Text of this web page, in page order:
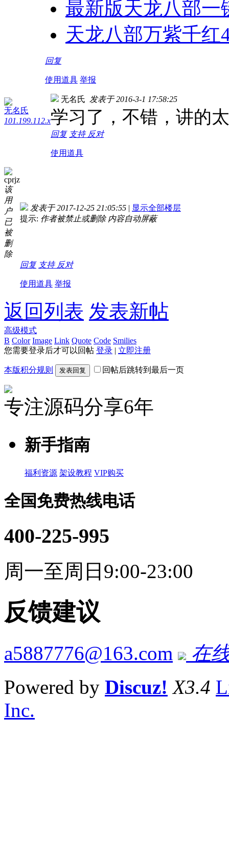
最新版天龙八部一
天龙八部万紫千红
回复
使用道具 举报
无名氏
101.199.112.x
无名氏 发表于 2016-3-1 17:58:25
学习了，不错，讲的
回复 支持 反对
使用道具
cprjz
该
用
户
已
被
删
除
发表于 2017-12-25 21:05:55 | 显示全部楼层
提示: 作者被禁止或删除 内容自动屏蔽
回复 支持 反对
使用道具 举报
返回列表 发表新帖
高级模式
B Color Image Link Quote Code Smilies
您需要登录后才可以回帖 登录 | 立即注册
本版积分规则 发表回复 回帖后跳转到最后一页
专注源码分享6年
新手指南
福利资源 架设教程 VIP购买
全国免费热线电话
400-225-995
周一至周日9:00-23:00
反馈建议
a5887776@163.com
在
Powered by Discuz! X3.4
Inc.